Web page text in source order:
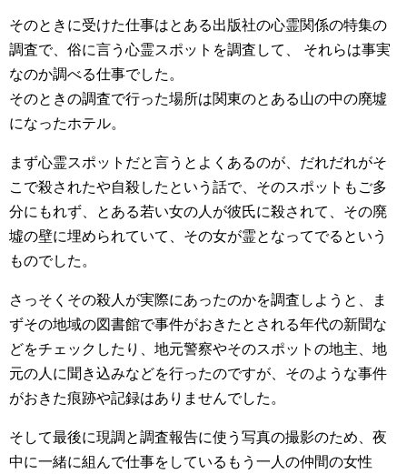
そのときに受けた仕事はとある出版社の心霊関係の特集の
調査で、俗に言う心霊スポットを調査して、 それらは事実
なのか調べる仕事でした。
そのときの調査で行った場所は関東のとある山の中の廃墟
になったホテル。
まず心霊スポットだと言うとよくあるのが、だれだれがそ
こで殺されたや自殺したという話で、そのスポットもご多
分にもれず、とある若い女の人が彼氏に殺されて、その廃
墟の壁に埋められていて、その女が霊となってでるという
ものでした。
さっそくその殺人が実際にあったのかを調査しようと、ま
ずその地域の図書館で事件がおきたとされる年代の新聞な
どをチェックしたり、地元警察やそのスポットの地主、地
元の人に聞き込みなどを行ったのですが、そのような事件
がおきた痕跡や記録はありませんでした。
そして最後に現調と調査報告に使う写真の撮影のため、夜
中に一緒に組んで仕事をしているもう一人の仲間の女性